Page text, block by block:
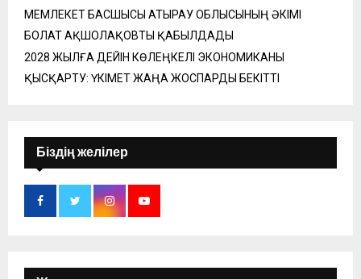
МЕМЛЕКЕТ БАСШЫСЫ АТЫРАУ ОБЛЫСЫНЫҢ ӘКІМІ
БОЛАТ АҚШОЛАҚОВТЫ ҚАБЫЛДАДЫ
2028 ЖЫЛҒА ДЕЙІН КӨЛЕҢКЕЛІ ЭКОНОМИКАНЫ
ҚЫСҚАРТУ: ҮКІМЕТ ЖАҢА ЖОСПАРДЫ БЕКІТТІ
Біздің желілер